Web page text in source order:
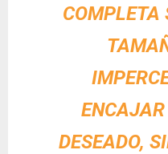
COMPLETA
DESEADO,